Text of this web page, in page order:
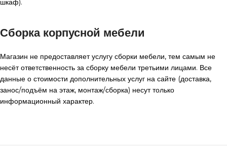
шкаф).
Сборка корпусной мебели
Магазин не предоставляет услугу сборки мебели, тем самым не
несёт ответственность за сборку мебели третьими лицами. Все
данные о стоимости дополнительных услуг на сайте (доставка,
занос/подъём на этаж, монтаж/сборка) несут только
информационный характер.